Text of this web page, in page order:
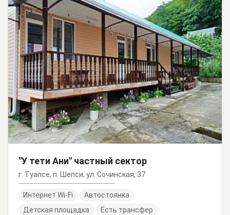
"У тети Ани" частный сектор
г. Туапсе, п. Шепси, ул. Сочинская, 37
Интернет Wi-Fi
Автостоянка
Детская площадка
Есть трансфер